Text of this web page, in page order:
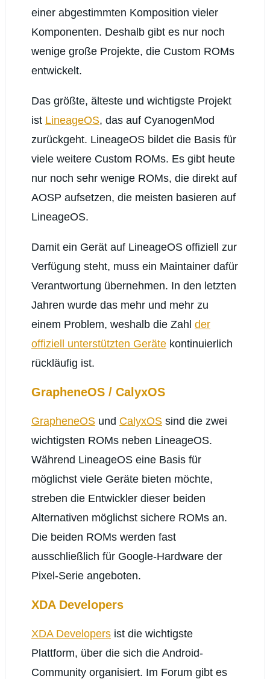
einer abgestimmten Komposition vieler
Komponenten. Deshalb gibt es nur noch
wenige große Projekte, die Custom ROMs
entwickelt.
Das größte, älteste und wichtigste Projekt
ist LineageOS, das auf CyanogenMod
zurückgeht. LineageOS bildet die Basis für
viele weitere Custom ROMs. Es gibt heute
nur noch sehr wenige ROMs, die direkt auf
AOSP aufsetzen, die meisten basieren auf
LineageOS.
Damit ein Gerät auf LineageOS offiziell zur
Verfügung steht, muss ein Maintainer dafür
Verantwortung übernehmen. In den letzten
Jahren wurde das mehr und mehr zu
einem Problem, weshalb die Zahl der
offiziell unterstützten Geräte kontinuierlich
rückläufig ist.
GrapheneOS / CalyxOS
GrapheneOS und CalyxOS sind die zwei
wichtigsten ROMs neben LineageOS.
Während LineageOS eine Basis für
möglichst viele Geräte bieten möchte,
streben die Entwickler dieser beiden
Alternativen möglichst sichere ROMs an.
Die beiden ROMs werden fast
ausschließlich für Google-Hardware der
Pixel-Serie angeboten.
XDA Developers
XDA Developers ist die wichtigste
Plattform, über die sich die Android-
Community organisiert. Im Forum gibt es